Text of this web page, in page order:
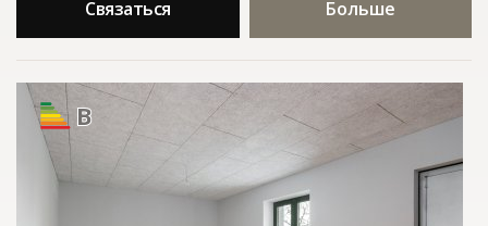
Связаться Больше
B